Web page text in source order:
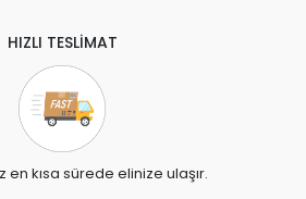
HIZLI TESLİMAT
en kısa sürede elinize ulaşır.